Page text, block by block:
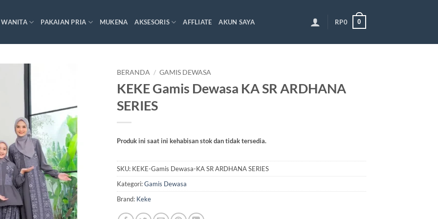
PAKAIAN PRIA MUKENA AKSESORIS AFFLIATE AKUN SAYA RP0 0
BERANDA / GAMIS DEWASA
KEKE Gamis Dewasa KA SR ARDHANA
SERIES
Produk ini saat ini kehabisan stok dan tidak tersedia.
SKU: KEKE-Gamis Dewasa-KA SR ARDHANA SERIES
Kategori:Gamis Dewasa
Brand: Keke